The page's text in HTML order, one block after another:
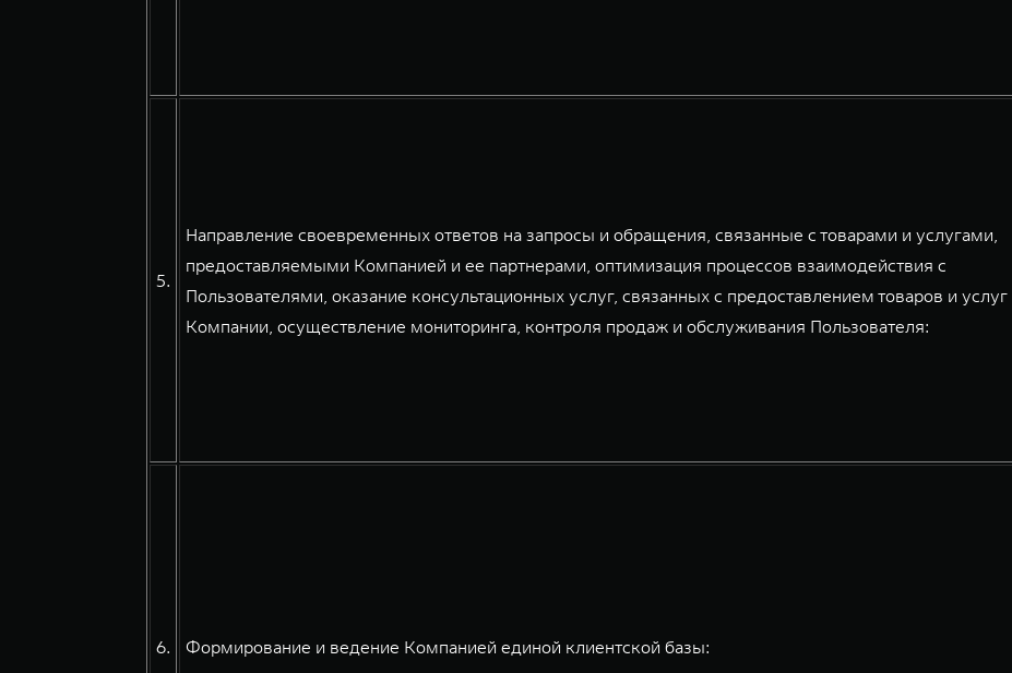
5.
Направление своевременных ответов на запросы и обращения, связанные с товарами и услугами,
предоставляемыми Компанией и ее партнерами, оптимизация процессов взаимодействия с
Пользователями, оказание консультационных услуг, связанных с предоставлением товаров и услуг
Компании, осуществление мониторинга, контроля продаж и обслуживания Пользователя:
6. Формирование и ведение Компанией единой клиентской базы: